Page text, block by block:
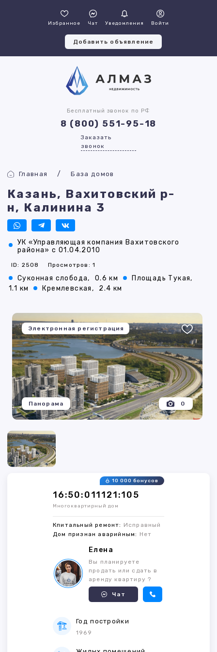
Избранное Чат Уведомления Войти
Добавить объявление
Бесплатный звонок по РФ
8 (800) 551-95-18
Заказать
звонок
Главная База домов
Казань, Вахитовский р-
н, Калинина 3
УК «Управляющая компания Вахитовского
района» с 01.04.2010
ID: 2508 Просмотров: 1
Суконная слобода, 0.6 км
Площадь Тукая,
1.1 км
Кремлевская, 2.4 км
Электронная регистрация
0
Панорама
16:50:011121:105
10 000 бонусов
Многоквартирный дом
Кпитальный ремонт: Исправный
Дом признан аварийным: Нет
Елена
Вы планируете
продать или сдать в
аренду квартиру ?
Чат
Год постройки
1969